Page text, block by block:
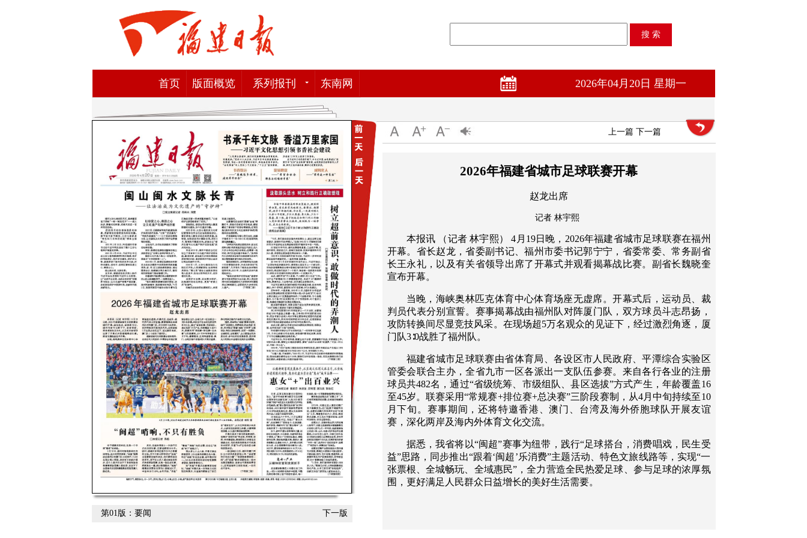
首页 版面概览 系列报刊 东南网 2026年04月20日 星期一
第01版：要闻 下一版
上一篇 下一篇
2026年福建省城市足球联赛开幕
赵龙出席
记者 林宇熙
本报讯 （记者 林宇熙） 4月19日晚，2026年福建省城市足球联赛在福州
开幕。省长赵龙，省委副书记、福州市委书记郭宁宁，省委常委、常务副省
长王永礼，以及有关省领导出席了开幕式并观看揭幕战比赛。副省长魏晓奎
宣布开幕。
当晚，海峡奥林匹克体育中心体育场座无虚席。开幕式后，运动员、裁
判员代表分别宣誓。赛事揭幕战由福州队对阵厦门队，双方球员斗志昂扬，
攻防转换间尽显竞技风采。在现场超5万名观众的见证下，经过激烈角逐，厦
门队3∶0战胜了福州队。
福建省城市足球联赛由省体育局、各设区市人民政府、平潭综合实验区
管委会联合主办，全省九市一区各派出一支队伍参赛。来自各行各业的注册
球员共482名，通过“省级统筹、市级组队、县区选拔”方式产生，年龄覆盖16
至45岁。联赛采用“常规赛+排位赛+总决赛”三阶段赛制，从4月中旬持续至10
月下旬。赛事期间，还将特邀香港、澳门、台湾及海外侨胞球队开展友谊
赛，深化两岸及海内外体育文化交流。
据悉，我省将以“闽超”赛事为纽带，践行“足球搭台，消费唱戏，民生受
益”思路，同步推出“跟着‘闽超’乐消费”主题活动、特色文旅线路等，实现“一
张票根、全城畅玩、全域惠民”，全力营造全民热爱足球、参与足球的浓厚氛
围，更好满足人民群众日益增长的美好生活需要。